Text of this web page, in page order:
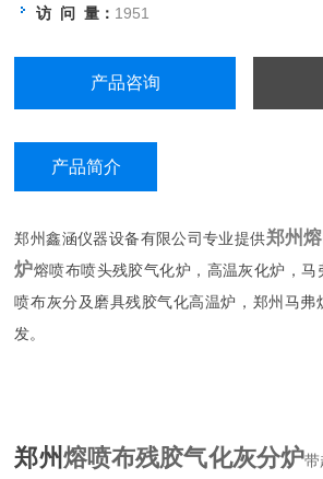
访 问 量： 1951
产品咨询
产品简介
郑州鑫涵仪器设备有限公司专业提供郑州
炉熔喷布喷头残胶气化炉，高温灰化炉，马
喷布灰分及磨具残胶气化高温炉，郑州马弗
发。
郑州熔喷布残胶气化灰分炉带